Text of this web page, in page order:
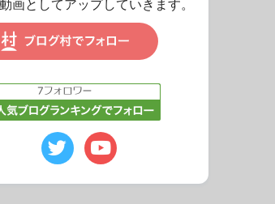
画としてアップしていきます。